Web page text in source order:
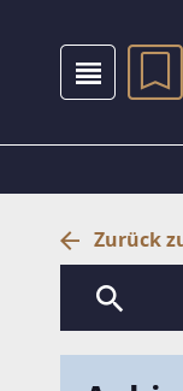
Zurück